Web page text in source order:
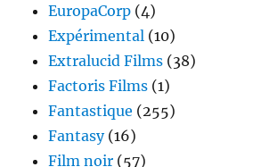
EuropaCorp (4)
Expérimental (10)
Extralucid Films (38)
Factoris Films (1)
Fantastique (255)
Fantasy(16)
Film noir (57)